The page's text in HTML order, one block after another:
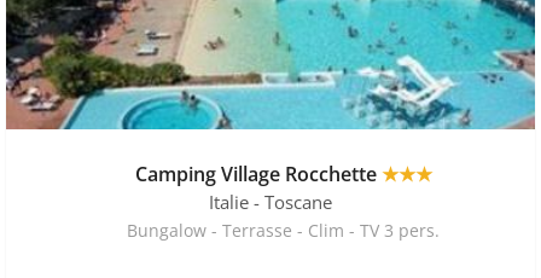
Camping Village Rocchette★★★
Italie - Toscane
Bungalow - Terrasse - Clim - TV 3 pers.